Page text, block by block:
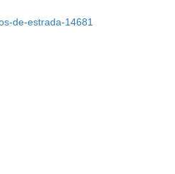
de-estrada-14681